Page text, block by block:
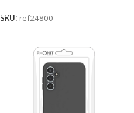
SKU: ref24800